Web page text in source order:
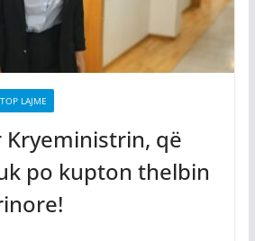
TOP LAJME
Kryeministrin, që
po kupton thelbin